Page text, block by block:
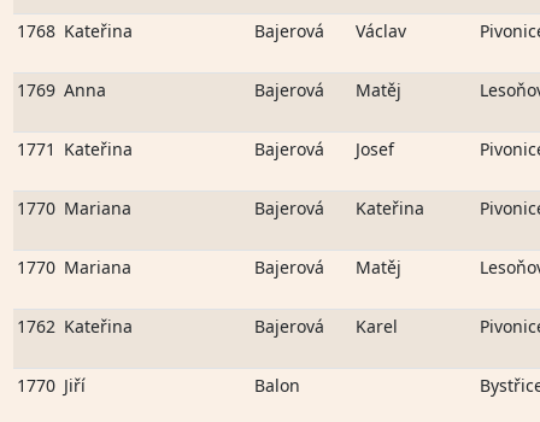
1768 Kateřina Bajerová Václav
1769 Anna Bajerová Matěj
1771 Kateřina Bajerová Josef
1770 Mariana Bajerová Kateřina
1770 Mariana Bajerová Matěj
1762 Kateřina Bajerová Karel
1770 Jiří Balon